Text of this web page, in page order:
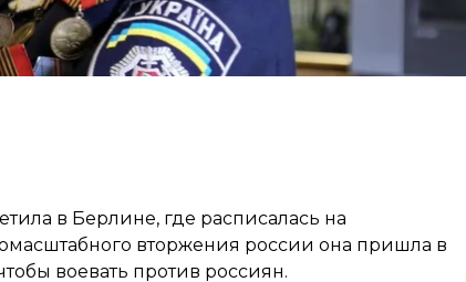
в Берлине, где расписалась на
вторжения россии она пришла в
воевать против россиян.